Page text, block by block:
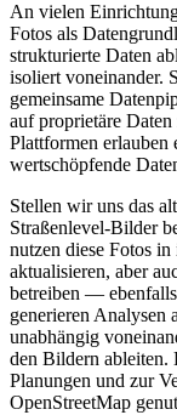
An vielen
Fotos als
strukturierte Daten
isoliert voneinander.
gemeinsame
auf proprietäre
Plattformen erlauben
wertschöpfende
Stellen wir uns das
Straßenlevel-Bilder
nutzen diese Fotos
aktualisieren, aber
betreiben —
generieren
unabhängig
den Bildern ableiten.
Planungen und zur
OpenStreetMap